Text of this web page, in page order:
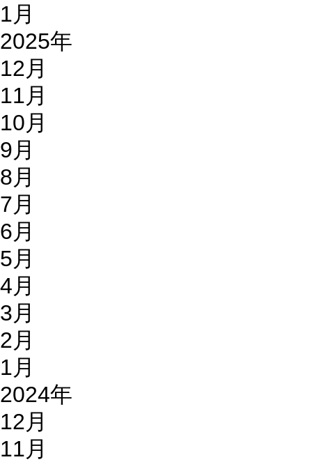
1月
2025年
12月
11月
10月
9月
8月
7月
6月
5月
4月
3月
2月
1月
2024年
12月
11月